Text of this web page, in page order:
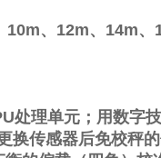
10m、 12m、 14m、
处理单元；用数字
传感器后免校秤的